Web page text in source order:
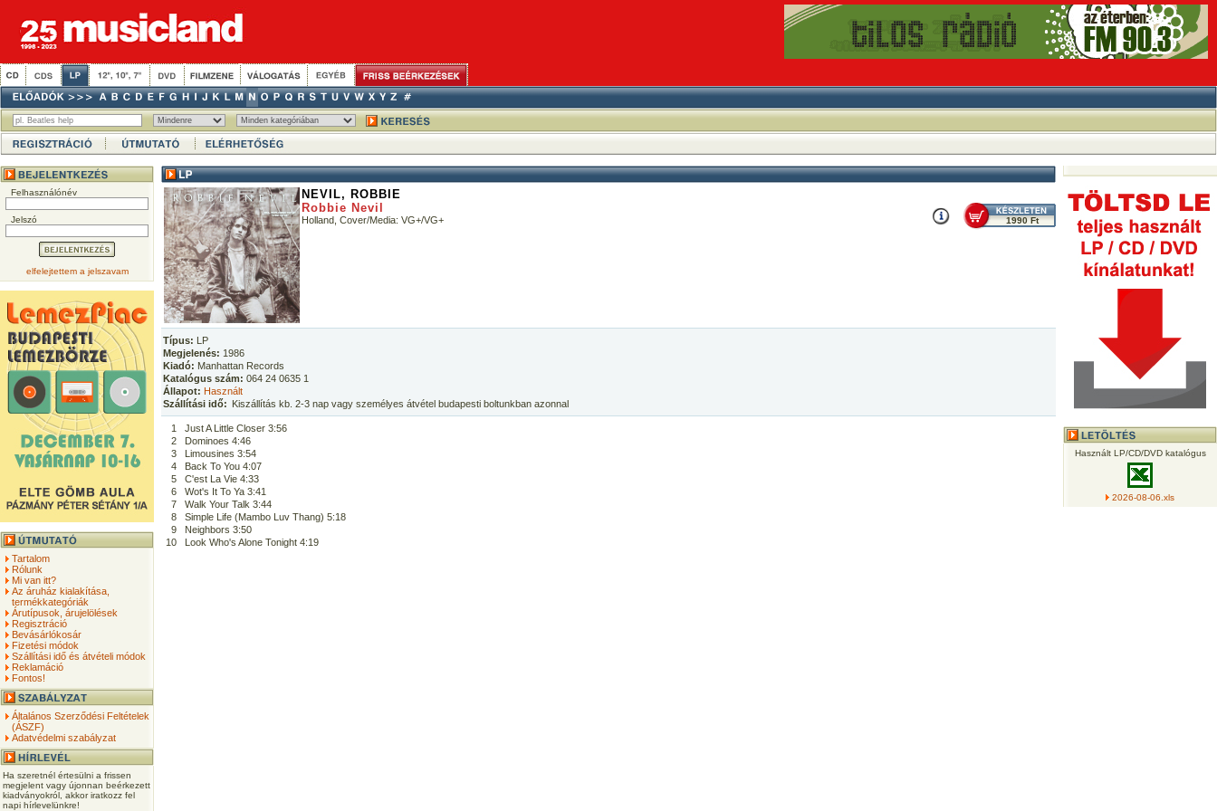
Felhasználónév
Jelszó
elfelejtettem a jelszavam
Tartalom
Rólunk
Mi van itt?
Az áruház kialakítása,
termékkategóriák
Árutípusok, árujelölések
Regisztráció
Bevásárlókosár
Fizetési módok
Szállítási idő és átvételi módok
Reklamáció
Fontos!
Általános Szerződési Feltételek
(ÁSZF)
Adatvédelmi szabályzat
Ha szeretnél értesülni a frissen
megjelent vagy újonnan beérkezett
kiadványokról, akkor iratkozz fel
napi hírlevelünkre!
NEVIL, ROBBIE
Robbie Nevil
Holland, Cover/Media: VG+/VG+ 1990 Ft
Típus: LP
Megjelenés: 1986
Kiadó: Manhattan Records
Katalógus szám: 064 24 0635 1
Állapot: Használt
Szállítási idő: Kiszállítás kb. 2-3 nap vagy személyes átvétel budapesti boltunkban azonnal
1
Just A Little Closer 3:56
2
Dominoes 4:46
3
Limousines 3:54
4
Back To You 4:07
5
C'est La Vie 4:33
6
Wot's It To Ya 3:41
7
Walk Your Talk 3:44
8
Simple Life (Mambo Luv Thang) 5:18
9
Neighbors 3:50
10
Look Who's Alone Tonight 4:19
Használt LP/CD/DVD katalógus
2026-08-06.xls